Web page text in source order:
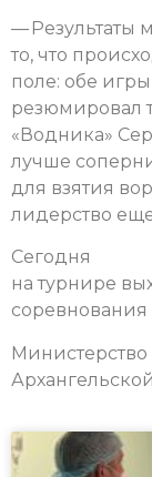
— Результаты
то, что
поле: обе
резюмировал
«Водника»
лучше
для взятия
лидерство
Сегодня
на турнире
соревнования